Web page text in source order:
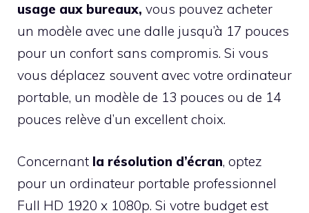
usage aux bureaux, vous pouvez acheter
un modèle avec une dalle jusqu’à 17 pouces
pour un confort sans compromis. Si vous
vous déplacez souvent avec votre ordinateur
portable, un modèle de 13 pouces ou de 14
pouces relève d’un excellent choix.
Concernant la résolution d’écran, optez
pour un ordinateur portable professionnel
Full HD 1920 x 1080p. Si votre budget est